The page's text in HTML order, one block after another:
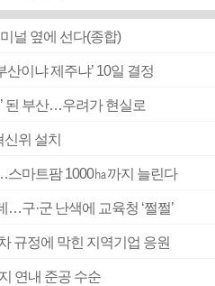
널 옆에 선다(종합)
산이냐 제주냐’ 10일 결정
된 부산…우려가 현실로
위 설치
스마트팜 1000㏊까지 늘린다
구·군 난색에 교육청 ‘쩔쩔’
규정에 막힌 지역기업 응원
연내 준공 수순